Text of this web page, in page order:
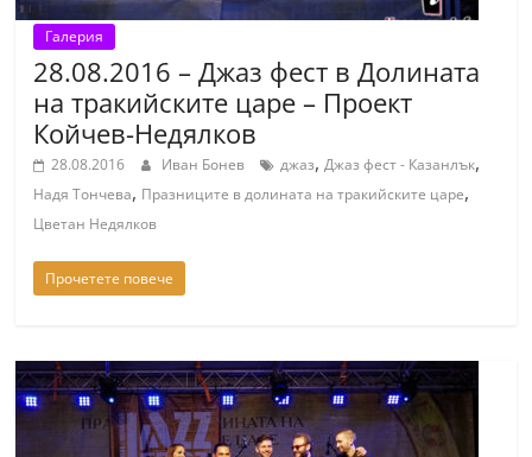
Галерия
28.08.2016 – Джаз фест в Долината
на тракийските царе – Проект
Койчев-Недялков
28.08.2016 Иван Бонев джаз,Джаз фест - Казанлък,
Надя Тончева, Празниците в долината на тракийските царе,
Цветан Недялков
Прочетете повече